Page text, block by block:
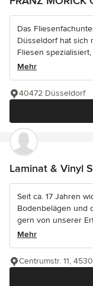
Das
Düsseldorf hat sich
Fliesen
Mehr
40472 Düsseldorf
Laminat & Vinyl
Seit ca. 17 Jahren
Bodenbelägen und
gern von unserer
Mehr
Centrumstr. 11,